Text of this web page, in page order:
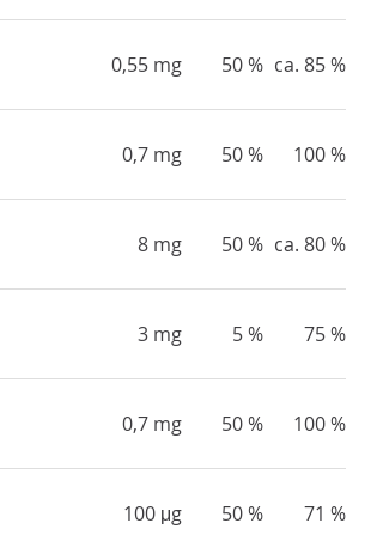
0,55 mg 50 % ca. 85 %
0,7 mg 50 % 100 %
8 mg 50 % ca. 80 %
3 mg 5 % 75 %
0,7 mg 50 % 100 %
100 μg 50 % 71 %